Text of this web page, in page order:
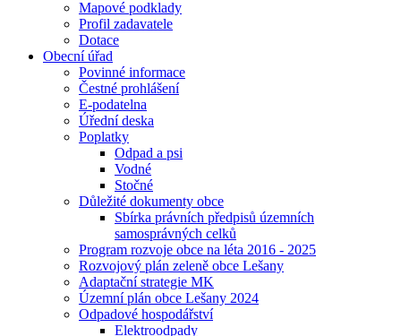
Mapové podklady
Profil zadavatele
Dotace
Obecní úřad
Povinné informace
Čestné prohlášení
E-podatelna
Úřední deska
Poplatky
Odpad a psi
Vodné
Stočné
Důležité dokumenty obce
Sbírka právních předpisů územních
samosprávných celků
Program rozvoje obce na léta 2016 - 2025
Rozvojový plán zeleně obce Lešany
Adaptační strategie MK
Územní plán obce Lešany 2024
Odpadové hospodářství
Elektroodpady